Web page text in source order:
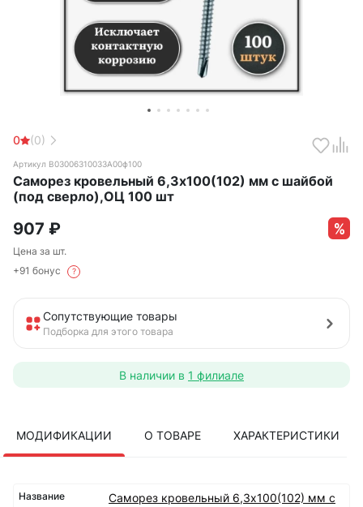
0 (0)
Артикул B03006310033A00ф100
Саморез кровельный 6,3х100(102) мм с шайбой
(под сверло),ОЦ 100 шт
907 ₽
Цена за шт.
+91 бонус
?
Сопутствующие товары
Подборка для этого товара
В наличии в 1 филиале
МОДИФИКАЦИИ О ТОВАРЕ ХАРАКТЕРИСТИКИ
Саморез кровельный 6,3х100(102) мм с